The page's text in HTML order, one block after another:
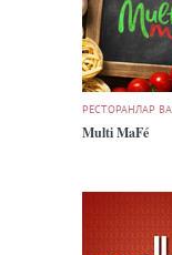
РЕСТОРАНЛАР
Multi MaFé